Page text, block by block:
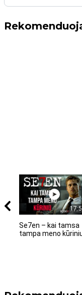
Se7en – kai tamsa
tampa meno